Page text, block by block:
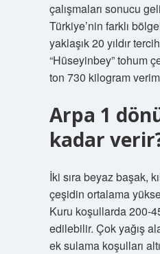
çalışmaları sonucu
Türkiye’nin farklı
yaklaşık 20 yıldır
“Hüseyinbey” tohum
ton 730 kilogram
Arpa 1
kadar
İki sıra beyaz başak,
çeşidin ortalama
Kuru koşullarda 200-
edilebilir. Çok yağış
ek sulama koşulları